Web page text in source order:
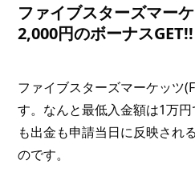
ファイブスターズマー
2,000円のボーナスGET!!
ファイブスターズマーケッツ
す。なんと最低入金額は1万
も出金も申請当日に反映され
のです。